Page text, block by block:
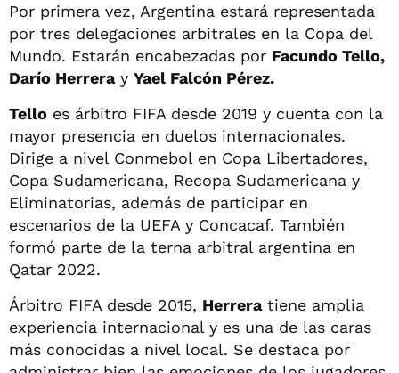
Por primera vez, Argentina estará representada
por tres delegaciones arbitrales en la Copa del
Mundo. Estarán encabezadas por Facundo Tello,
Darío Herreray Yael Falcón Pérez.
Tello es árbitro FIFA desde 2019 y cuenta con la
mayor presencia en duelos internacionales.
Dirige a nivel Conmebol en Copa Libertadores,
Copa Sudamericana, Recopa Sudamericana y
Eliminatorias, además de participar en
escenarios de la UEFA y Concacaf. También
formó parte de la terna arbitral argentina en
Qatar 2022.
Árbitro FIFA desde 2015, Herreratiene amplia
experiencia internacional y es una de las caras
más conocidas a nivel local. Se destaca por